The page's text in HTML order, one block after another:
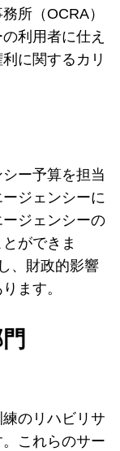
所（OCRA）
利用者に仕え
に関するカリ
ー予算を担当
ジェンシーに
ジェンシーの
ができま
、財政的影響
ます。
のリハビリサ
これらのサー